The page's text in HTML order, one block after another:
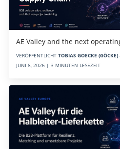
AE Valley and the next
VERÖFFENTLICHT TOBIAS GOECKE
JUNI 8, 2026 | 3 MINUTEN LESEZEIT